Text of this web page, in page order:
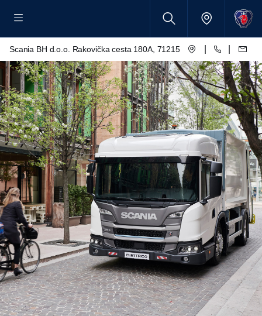
Scania BH d.o.o. Rakovička cesta 180A, 71215 Blažuj - Sarajevo